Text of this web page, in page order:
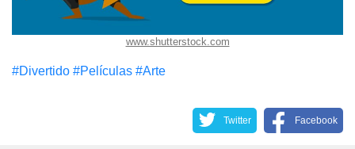
www.shutterstock.com
#Divertido #Películas #Arte
Twitter Facebook